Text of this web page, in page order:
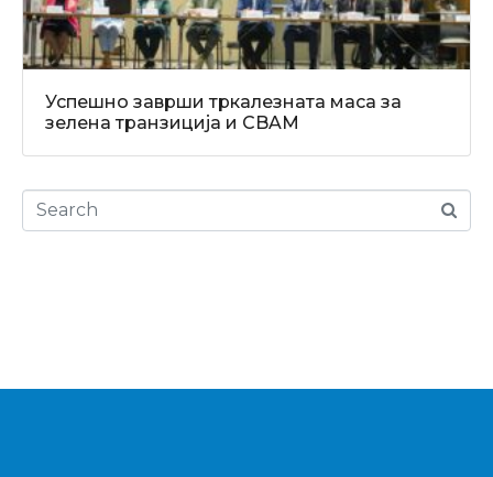
Успешно заврши тркалезната маса за
зелена транзиција и CBAM